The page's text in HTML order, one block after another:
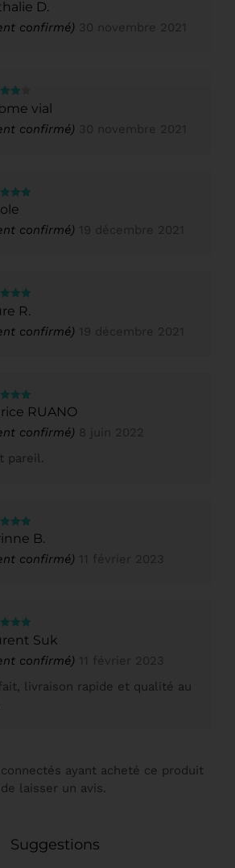
5sur
D.
confirmé) 30 novembre 2021
4
vial
confirmé) 30 novembre 2021
5sur
confirmé) 19 décembre 2021
5sur
R.
confirmé) 19 décembre 2021
5sur RUANO
confirmé) 8 juin 2022
pareil.
5 sur B.
confirmé) 11 février 2023
5sur
Suk
confirmé)
11 février 2023
livraison rapide et qualité au
ayant acheté ce produit
laisser un avis.
Suggestions